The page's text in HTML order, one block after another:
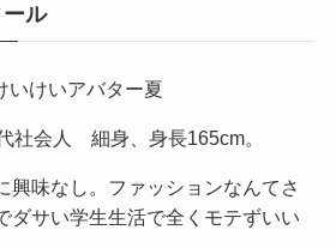
ル
会人 細身、身長165cm。
興味なし。ファッションなんてさ
ダサい学生生活で全くモテずいい